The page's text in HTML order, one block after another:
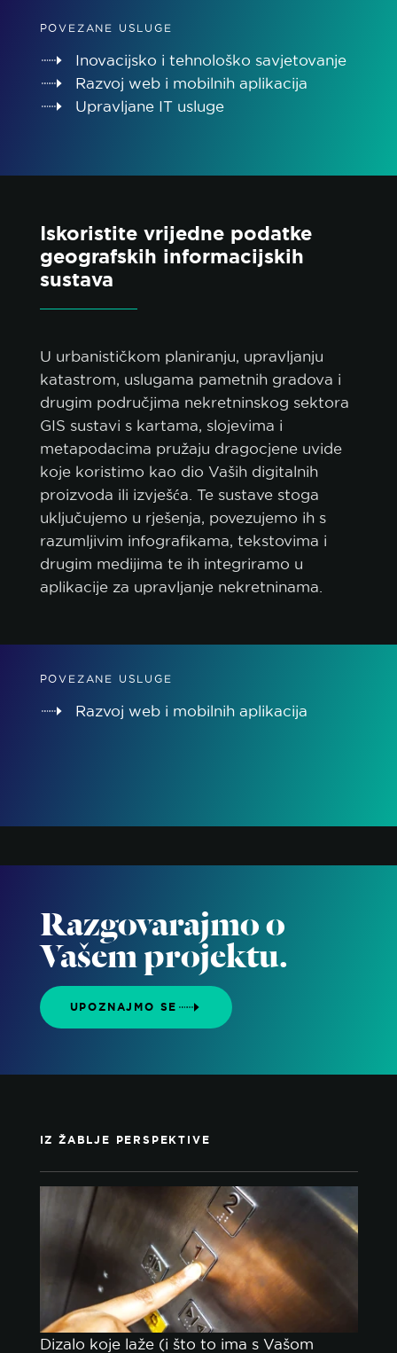
POVEZANE USLUGE
Inovacijsko i tehnološko savjetovanje
Razvoj web i mobilnih aplikacija
Upravljane IT usluge
Iskoristite vrijedne podatke
geografskih informacijskih
sustava
U urbanističkom planiranju, upravljanju
katastrom, uslugama pametnih gradova i
drugim područjima nekretninskog sektora
GIS sustavi s kartama, slojevima i
metapodacima pružaju dragocjene uvide
koje koristimo kao dio Vaših digitalnih
proizvoda ili izvješća. Te sustave stoga
uključujemo u rješenja, povezujemo ih s
razumljivim infografikama, tekstovima i
drugim medijima te ih integriramo u
aplikacije za upravljanje nekretninama.
POVEZANE USLUGE
Razvoj web i mobilnih aplikacija
Razgovarajmo o
Vašem projektu.
UPOZNAJMO SE
IZ ŽABLJE PERSPEKTIVE
Dizalo koje laže (i što to ima s Vašom
PRIHVATI SVE
PRIHVATI SAMO NUŽNE